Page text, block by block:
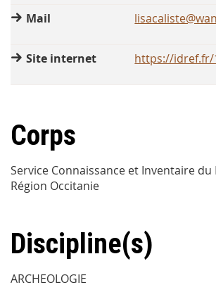
Mail
Site internet https://idref.fr/
Corps
Service Connaissance et Inventaire
Région Occitanie
Discipline(s)
ARCHEOLOGIE